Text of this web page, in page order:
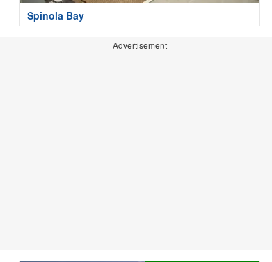
Spinola Bay
Advertisement